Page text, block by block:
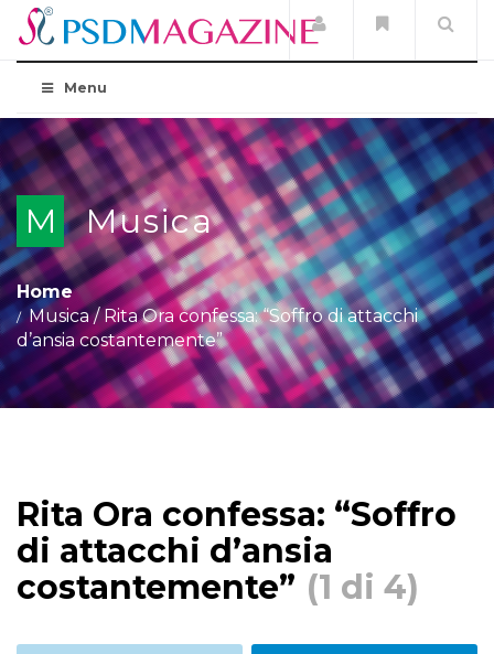
Menu
M Musica
Home
Musica /Rita Ora confessa: “Soffro di attacchi
d’ansia costantemente”
Rita Ora confessa: “Soffro
di attacchi d’ansia
costantemente” (1 di 4)